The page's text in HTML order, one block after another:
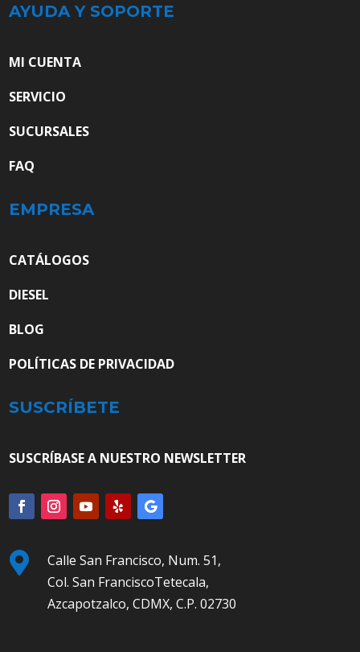
AYUDA Y SOPORTE
MI CUENTA
SERVICIO
SUCURSALES
FAQ
EMPRESA
CATÁLOGOS
DIESEL
BLOG
POLÍTICAS DE PRIVACIDAD
SUSCRÍBETE
SUSCRÍBASE A NUESTRO NEWSLETTER

Calle San Francisco, Num. 51,
Col. San FranciscoTetecala,
Azcapotzalco, CDMX, C.P. 02730